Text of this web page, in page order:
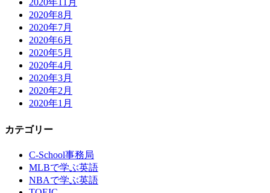
2020年11月
2020年8月
2020年7月
2020年6月
2020年5月
2020年4月
2020年3月
2020年2月
2020年1月
カテゴリー
C-School事務局
MLBで学ぶ英語
NBAで学ぶ英語